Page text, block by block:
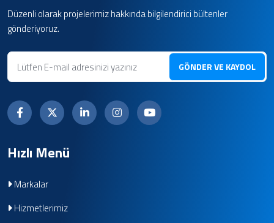
Düzenli olarak projelerimiz hakkında bilgilendirici bültenler
gönderiyoruz.
GÖNDER VE KAYDOL
Hızlı Menü
Markalar
Hizmetlerimiz